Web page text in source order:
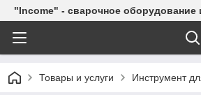
"Income" - сварочное оборудование
Товары и услуги Инструмент